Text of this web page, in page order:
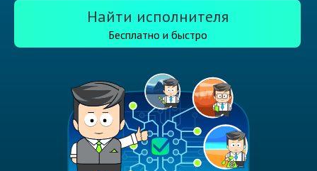
Найти исполнителя
Бесплатно и быстро